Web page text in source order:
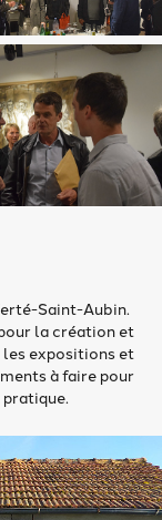
Saint-Aubin.
la création et
les expositions et
à faire pour